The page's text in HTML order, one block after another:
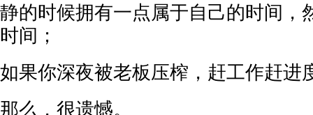
静的时候拥有一点属于自己的时间，
时间；
如果你深夜被老板压榨，赶工作赶进
那么，很遗憾。